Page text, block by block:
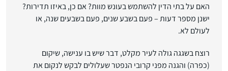
האם על בתי הדין להשתמש בעונש מוות? אם כן, באיזו תדירות?
ישנן מספר דעות – פעם בשבע שנים, פעם בשבעים שנה, או
לעולם לא.
רוצח בשגגה גולה לעיר מקלט, דבר שיש בו ענישה, שיקום
(כפרה) והגנה מפני קרובי הנפטר שעלולים לבקש לנקום את